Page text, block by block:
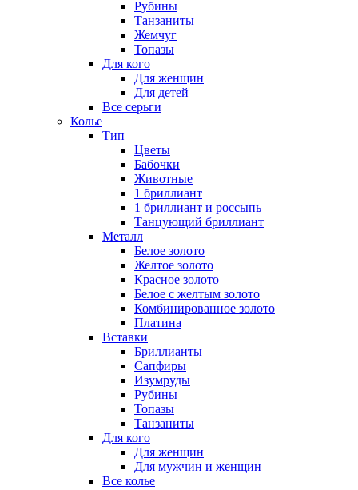
Рубины
Танзаниты
Жемчуг
Топазы
Для кого
Для женщин
Для детей
Все серьги
Колье
Тип
Цветы
Бабочки
Животные
1 бриллиант
1 бриллиант и россыпь
Танцующий бриллиант
Металл
Белое золото
Желтое золото
Красное золото
Белое с желтым золото
Комбинированное золото
Платина
Вставки
Бриллианты
Сапфиры
Изумруды
Рубины
Топазы
Танзаниты
Для кого
Для женщин
Для мужчин и женщин
Все колье